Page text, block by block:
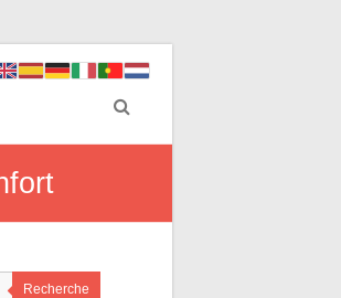
Recherche